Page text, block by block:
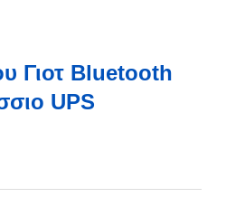
Γιοτ Bluetooth
UPS